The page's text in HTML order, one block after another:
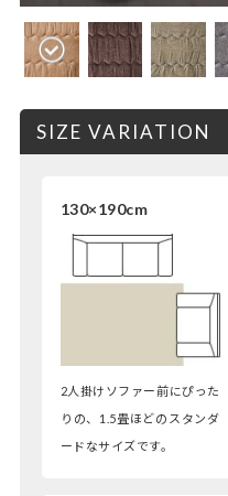
SIZE VARIATION
130×190cm
2人掛けソファー前にぴった
りの、1.5畳ほどのスタンダ
ードなサイズです。